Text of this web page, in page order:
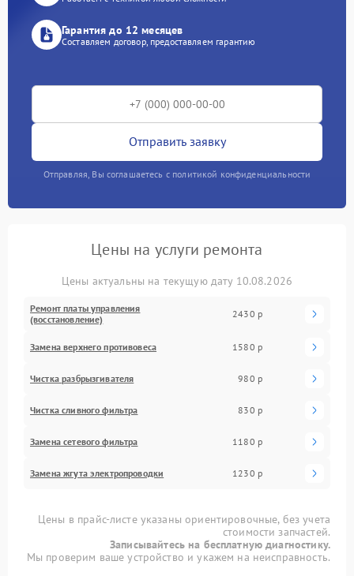
Гарантия до 12 месяцев
Составляем договор, предоставляем гарантию
Отправить заявку
Отправляя, Вы соглашаетесь с политикой конфиденциальности
Цены на услуги ремонта
Цены актуальны на текущую дату 10.08.2026
Ремонт платы управления
(восстановление)
2430 р
Замена верхнего противовеса 1580 р
Чистка разбрызгивателя 980 р
Чистка сливного фильтра 830 р
Замена сетевого фильтра 1180 р
Замена жгута электропроводки 1230 р
Цены в прайс-листе указаны ориентировочные, без учета
стоимости запчастей.
Записывайтесь на бесплатную диагностику.
Мы проверим ваше устройство и укажем на неисправность.